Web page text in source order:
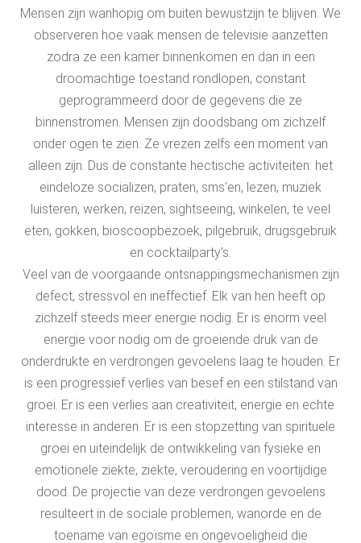
Mensen zijn wanhopig om buiten bewustzijn te blijven. We
observeren hoe vaak mensen de televisie aanzetten
zodra ze een kamer binnenkomen en dan in een
droomachtige toestand rondlopen, constant
geprogrammeerd door de gegevens die ze
binnenstromen. Mensen zijn doodsbang om zichzelf
onder ogen te zien. Ze vrezen zelfs een moment van
alleen zijn. Dus de constante hectische activiteiten: het
eindeloze socializen, praten, sms'en, lezen, muziek
luisteren, werken, reizen, sightseeing, winkelen, te veel
eten, gokken, bioscoopbezoek, pilgebruik, drugsgebruik
en cocktailparty's.
Veel van de voorgaande ontsnappingsmechanismen zijn
defect, stressvol en ineffectief. Elk van hen heeft op
zichzelf steeds meer energie nodig. Er is enorm veel
energie voor nodig om de groeiende druk van de
onderdrukte en verdrongen gevoelens laag te houden. Er
is een progressief verlies van besef en een stilstand van
groei. Er is een verlies aan creativiteit, energie en echte
interesse in anderen. Er is een stopzetting van spirituele
groei en uiteindelijk de ontwikkeling van fysieke en
emotionele ziekte, ziekte, veroudering en voortijdige
dood. De projectie van deze verdrongen gevoelens
resulteert in de sociale problemen, wanorde en de
toename van egoïsme en ongevoeligheid die